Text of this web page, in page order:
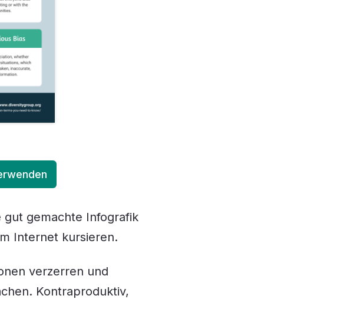
gut gemachte Infografik
Internet kursieren.
verzerren und
Kontraproduktiv,